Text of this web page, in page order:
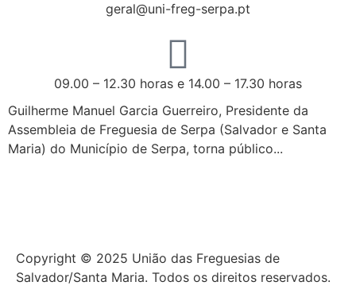
geral@uni-freg-serpa.pt
09.00 – 12.30 horas e 14.00 – 17.30 horas
Guilherme Manuel Garcia Guerreiro, Presidente da
Assembleia de Freguesia de Serpa (Salvador e Santa
Maria) do Município de Serpa, torna público...
Copyright © 2025 União das Freguesias de
Salvador/Santa Maria. Todos os direitos reservados.